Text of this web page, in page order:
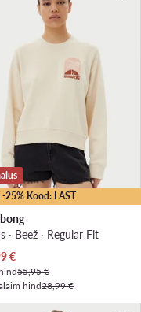
-25% Kood: LAST
· Beež · Regular Fit
hind
€
55,95 €
hind28,99 €